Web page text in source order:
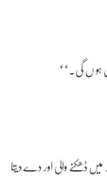
ہو ں گی۔‘‘
ڈھکنے والی اور دے دیتا